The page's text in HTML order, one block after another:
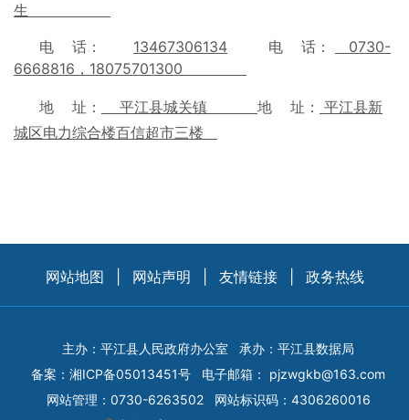
生
电 话： 13467306134 电 话：
0730-
6668816，18075701300
地 址： 平江县城关镇 地 址： 平江县新
城区电力综合楼百信超市三楼
网站地图 网站声明 友情链接 政务热线
主办：平江县人民政府办公室
承办：平江县数据局
备案： 湘ICP备05013451号 电子邮箱： pjzwgkb@163.com
网站管理：0730-6263502
网站标识码：4306260016